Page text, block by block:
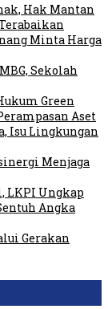
Hak Mantan
Minta Harga
Sekolah
Green
Aset
Isu Lingkungan
Menjaga
LKPI Ungkap
Angka
Gerakan